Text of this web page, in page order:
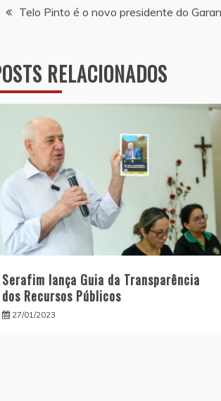
Navegação
Telo Pinto é o novo presidente do
RELACIONADOS
Serafim lança Guia da Transparência
dos Recursos Públicos
27/01/2023